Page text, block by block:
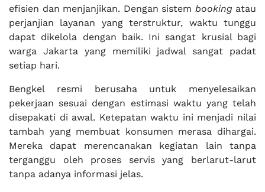
efisien dan menjanjikan. Dengan sistem bookingatau
perjanjian layanan yang terstruktur, waktu tunggu
dapat dikelola dengan baik. Ini sangat krusial bagi
warga Jakarta yang memiliki jadwal sangat padat
setiap hari.
Bengkel resmi berusaha untuk menyelesaikan
pekerjaan sesuai dengan estimasi waktu yang telah
disepakati di awal. Ketepatan waktu ini menjadi nilai
tambah yang membuat konsumen merasa dihargai.
Mereka dapat merencanakan kegiatan lain tanpa
terganggu oleh proses servis yang berlarut-larut
tanpa adanya informasi jelas.